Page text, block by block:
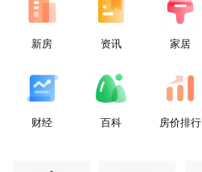
新房 资讯 家居
财经 百科 房价排行